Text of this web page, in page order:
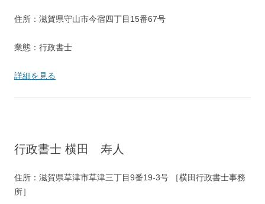
住所：滋賀県守山市今宿四丁目15番67号
業態：行政書士
詳細を見る
行政書士 横田 寿人
住所：滋賀県草津市草津三丁目9番19-3号 ［横田行政書士事務
所］